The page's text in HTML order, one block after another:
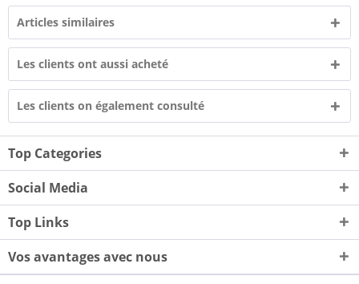
Articles similaires
Les clients ont aussi acheté
Les clients on également consulté
Top Categories
Social Media
Top Links
Vos avantages avec nous